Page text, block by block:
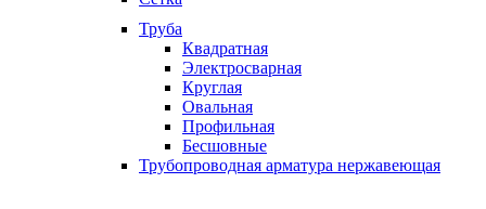
Труба
Квадратная
Электросварная
Круглая
Овальная
Профильная
Бесшовные
Трубопроводная арматура нержавеющая